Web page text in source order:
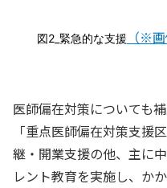
図2_緊急的な支援 （※
医師偏在対策についても
「重点医師偏在対策支援
継・開業支援の他、主に
レント教育を実施し、か